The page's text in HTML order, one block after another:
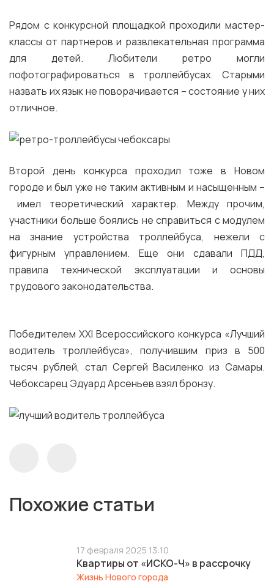
Рядом с конкурсной площадкой проходили мастер-
классы от партнеров и развлекательная программа
для детей. Любители ретро могли
пофотографироваться в троллейбусах. Старыми
назвать их язык не поворачивается – состояние у них
отличное.
Второй день конкурса проходил тоже в Новом
городе и был уже не таким активным и насыщенным –
имел теоретический характер. Между прочим,
участники больше боялись не справиться с модулем
на знание устройства троллейбуса, нежели с
фигурным управлением. Еще они сдавали ПДД,
правила технической эксплуатации и основы
трудового законодательства.
Победителем XXI Всероссийского конкурса «Лучший
водитель троллейбуса», получившим приз в 500
тысяч рублей, стал Сергей Василенко из Самары.
Чебоксарец Эдуард Арсеньев взял бронзу.
Похожие статьи
17 февраля 2025 13:10
Квартиры от «ИСКО-Ч» в рассрочку
Жизнь Нового города